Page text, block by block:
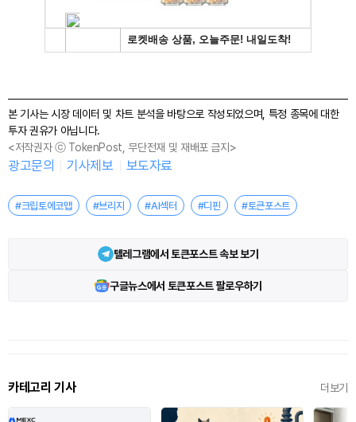
본 기사는 시장 데이터 및 차트 분석을 바탕으로 작성되었으며, 특정 종목에 대한
투자 권유가 아닙니다.
<저작권자 ⓒ TokenPost, 무단전재 및 재배포 금지>
광고문의 기사제보 보도자료
#크립토에코맵 #브리지 #AI섹터 #디핀 #토큰포스트
텔레그램에서 토큰포스트 속보 보기
구글뉴스에서 토큰포스트 팔로우하기
카테고리 기사 더보기